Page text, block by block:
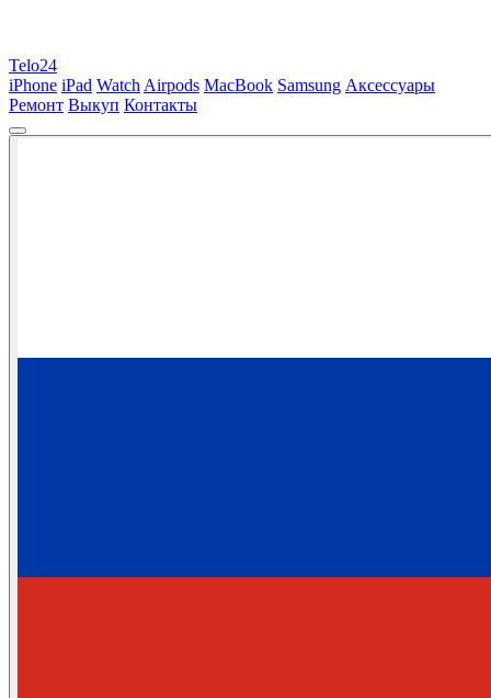
Telo24
iPhone iPad Watch Airpods MacBook Samsung Аксессуары
Ремонт Выкуп Контакты